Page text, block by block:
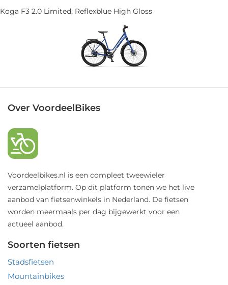
Koga F3 2.0 Limited, Reflexblue High Gloss
Over VoordeelBikes
Voordeelbikes.nl is een compleet tweewieler
verzamelplatform. Op dit platform tonen we het live
aanbod van fietsenwinkels in Nederland. De fietsen
worden meermaals per dag bijgewerkt voor een
actueel aanbod.
Soorten fietsen
Stadsfietsen
Mountainbikes